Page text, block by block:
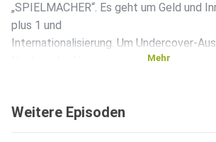
„SPIELMACHER“. Es geht um Geld und
plus 1 und
Internationalisierung. Um Undercover-
Leidenschaft sowie die Zukunft des
Mehr
Weitere Episoden